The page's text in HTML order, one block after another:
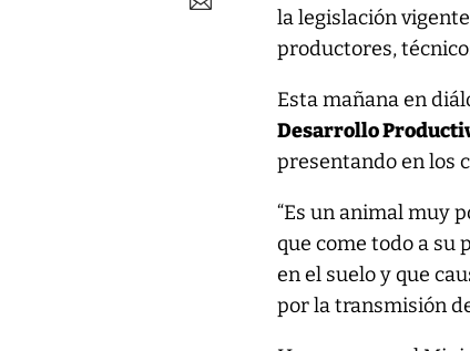
la legislación
productores,
Esta mañana en
Desarrollo
presentando en los
“Es un animal muy
que come todo a su
en el suelo y que
por la transmisión